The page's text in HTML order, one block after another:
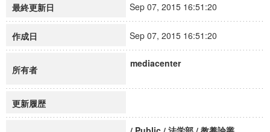
最終更新日 Sep 07, 2015 16:51:20
作成日 Sep 07, 2015 16:51:20
所有者
mediacenter
更新履歴